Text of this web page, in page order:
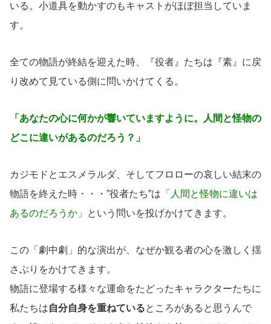
いる。小道具を動かすのもキャストがほぼ担当していま
す。
全ての物語が終結を迎えた時、『役者』たちは『素』に戻
り改めて見ている側に問いかけてくる。
「あなたの心に何かが響いていますように。人間と怪物の
どこに違いがあるのだろう？」
カジモドとエスメラルダ、そしてフロローの哀しい結末の
物語を終えた時・・・”役者たち”は 「人間と怪物に違いは
あるのだろうか」
という問いを投げかけてきます。
この「劇中劇」的な演出が、なぜか観る者の心を激しく揺
さぶりをかけてきます。
物語に登場する様々な運命をたどったキャラクターたちに
私たちは自分自身を重ねているところがあると思うんで